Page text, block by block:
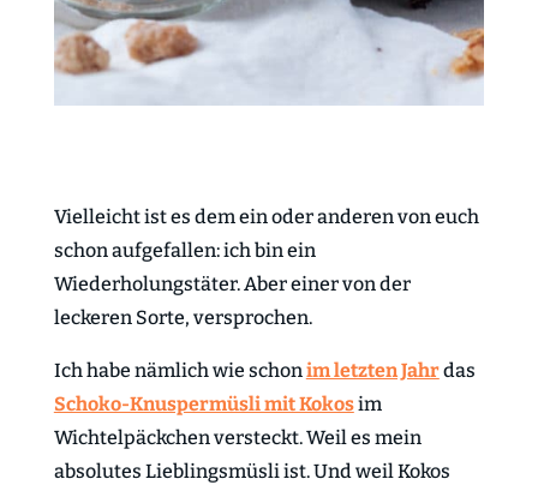
Vielleicht ist es dem ein oder anderen von euch
schon aufgefallen: ich bin ein
Wiederholungstäter. Aber einer von der
leckeren Sorte, versprochen.
Ich habe nämlich wie schonim letzten Jahrdas
Schoko-Knuspermüsli mit Kokosim
Wichtelpäckchen versteckt. Weil es mein
absolutes Lieblingsmüsli ist. Und weil Kokos